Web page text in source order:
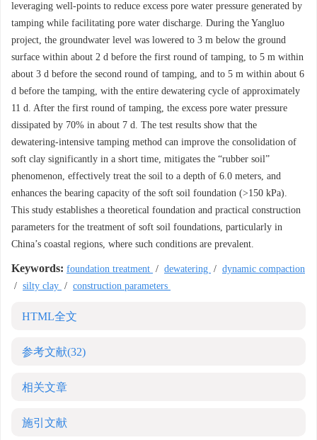
leveraging well-points to reduce excess pore water pressure generated by
tamping while facilitating pore water discharge. During the Yangluo
project, the groundwater level was lowered to 3 m below the ground
surface within about 2 d before the first round of tamping, to 5 m within
about 3 d before the second round of tamping, and to 5 m within about 6
d before the tamping, with the entire dewatering cycle of approximately
11 d. After the first round of tamping, the excess pore water pressure
dissipated by 70% in about 7 d. The test results show that the
dewatering-intensive tamping method can improve the consolidation of
soft clay significantly in a short time, mitigates the “rubber soil”
phenomenon, effectively treat the soil to a depth of 6.0 meters, and
enhances the bearing capacity of the soft soil foundation (>150 kPa).
This study establishes a theoretical foundation and practical construction
parameters for the treatment of soft soil foundations, particularly in
China’s coastal regions, where such conditions are prevalent.
Keywords: foundation treatment / dewatering / dynamic compaction
/ silty clay / construction parameters
HTML全文
参考文献(32)
相关文章
施引文献